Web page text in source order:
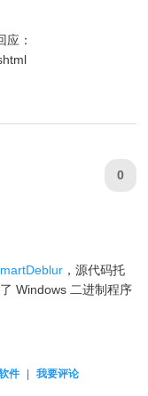
：
0
，源代码托
Windows 二进制程序
件 | 我要评论